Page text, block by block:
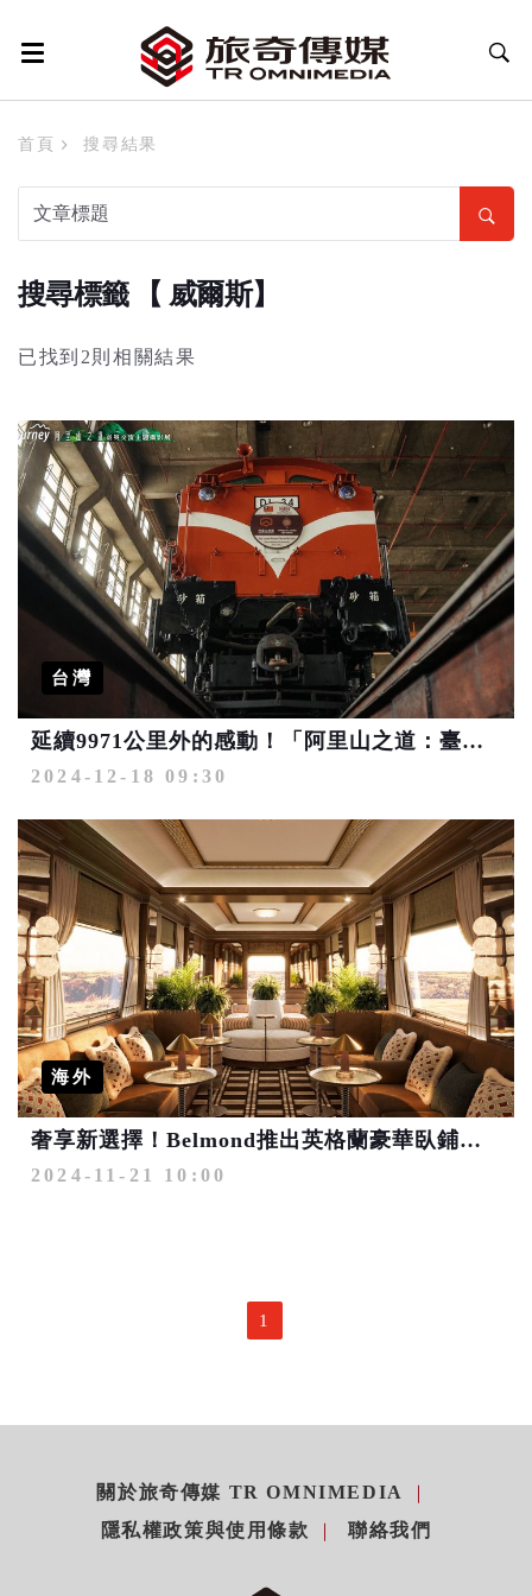
首頁 搜尋結果
搜尋標籤 【 威爾斯】
已找到2則相關結果
台灣
延續9971公里外的感動！「阿里山之道：臺英交流主題攝影展」線上開展
2024-12-18 09:30
海外
奢享新選擇！Belmond推出英格蘭豪華臥鋪列車 「The Britannic Explorer 」2025/7亮相
2024-11-21 10:00
1
關於旅奇傳媒 TR OMNIMEDIA
隱私權政策與使用條款
聯絡我們